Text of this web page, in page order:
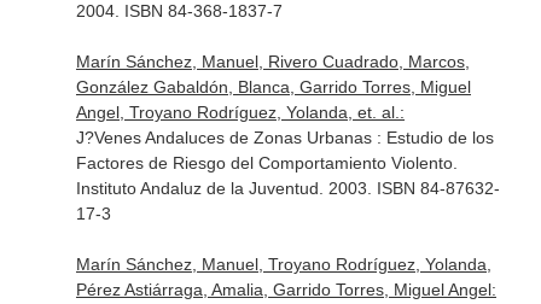
2004. ISBN 84-368-1837-7
Marín Sánchez, Manuel, Rivero Cuadrado, Marcos,
González Gabaldón, Blanca, Garrido Torres, Miguel
Angel, Troyano Rodríguez, Yolanda, et. al.:
J?Venes Andaluces de Zonas Urbanas : Estudio de los
Factores de Riesgo del Comportamiento Violento.
Instituto Andaluz de la Juventud. 2003. ISBN 84-87632-
17-3
Marín Sánchez, Manuel, Troyano Rodríguez, Yolanda,
Pérez Astiárraga, Amalia, Garrido Torres, Miguel Angel: